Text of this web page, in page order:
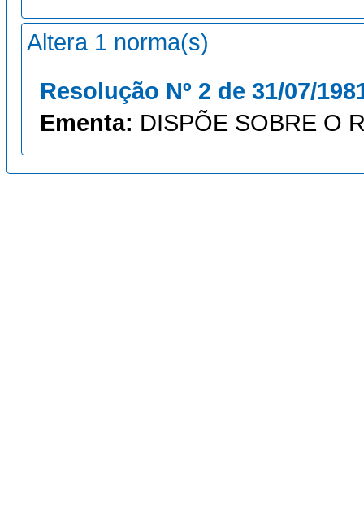
Altera 1 norma(s)
Resolução Nº 2 de 31/07/
Ementa: DISPÕE SOBRE O